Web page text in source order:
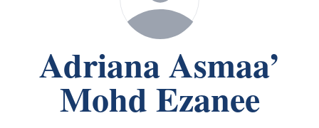
Adriana Asmaa’
Mohd Ezanee